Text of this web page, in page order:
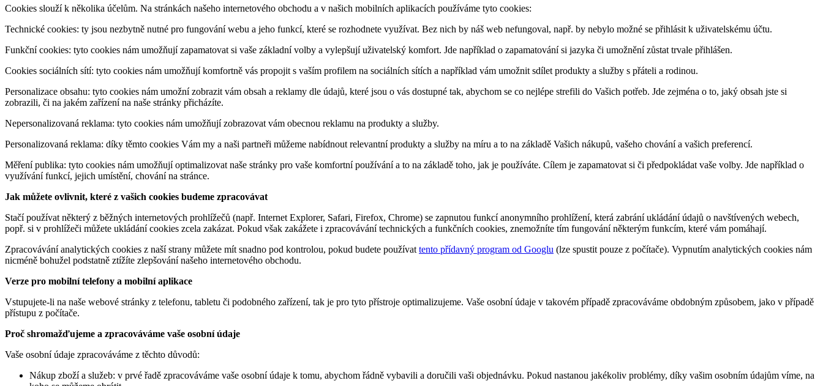
Cookies slouží k několika účelům. Na stránkách našeho internetového obchodu a v našich mobilních aplikacích používáme tyto cookies:
Technické cookies: ty jsou nezbytně nutné pro fungování webu a jeho funkcí, které se rozhodnete využívat. Bez nich by náš web nefungoval, např. by nebylo možné se přihlásit k uživatelskému účtu.
Funkční cookies: tyto cookies nám umožňují zapamatovat si vaše základní volby a vylepšují uživatelský komfort. Jde například o zapamatování si jazyka či umožnění zůstat trvale přihlášen.
Cookies sociálních sítí: tyto cookies nám umožňují komfortně vás propojit s vaším profilem na sociálních sítích a například vám umožnit sdílet produkty a služby s přáteli a rodinou.
Personalizace obsahu: tyto cookies nám umožní zobrazit vám obsah a reklamy dle údajů, které jsou o vás dostupné tak, abychom se co nejlépe strefili do Vašich potřeb. Jde zejména o to, jaký obsah jste si
zobrazili, či na jakém zařízení na naše stránky přicházíte.
Nepersonalizovaná reklama: tyto cookies nám umožňují zobrazovat vám obecnou reklamu na produkty a služby.
Personalizovaná reklama: díky těmto cookies Vám my a naši partneři můžeme nabídnout relevantní produkty a služby na míru a to na základě Vašich nákupů, vašeho chování a vašich preferencí.
Měření publika: tyto cookies nám umožňují optimalizovat naše stránky pro vaše komfortní používání a to na základě toho, jak je používáte. Cílem je zapamatovat si či předpokládat vaše volby. Jde například o
využívání funkcí, jejich umístění, chování na stránce.
Jak můžete ovlivnit, které z vašich cookies budeme zpracovávat
Stačí používat některý z běžných internetových prohlížečů (např. Internet Explorer, Safari, Firefox, Chrome) se zapnutou funkcí anonymního prohlížení, která zabrání ukládání údajů o navštívených webech,
popř. si v prohlížeči můžete ukládání cookies zcela zakázat. Pokud však zakážete i zpracovávání technických a funkčních cookies, znemožníte tím fungování některým funkcím, které vám pomáhají.
Zpracovávání analytických cookies z naší strany můžete mít snadno pod kontrolou, pokud budete používat tento přídavný program od Googlu (lze spustit pouze z počítače). Vypnutím analytických cookies nám
nicméně bohužel podstatně ztížíte zlepšování našeho internetového obchodu.
Verze pro mobilní telefony a mobilní aplikace
Vstupujete-li na naše webové stránky z telefonu, tabletu či podobného zařízení, tak je pro tyto přístroje optimalizujeme. Vaše osobní údaje v takovém případě zpracováváme obdobným způsobem, jako v případě
přístupu z počítače.
Proč shromažďujeme a zpracováváme vaše osobní údaje
Vaše osobní údaje zpracováváme z těchto důvodů:
Nákup zboží a služeb: v prvé řadě zpracováváme vaše osobní údaje k tomu, abychom řádně vybavili a doručili vaši objednávku. Pokud nastanou jakékoliv problémy, díky vašim osobním údajům víme, na